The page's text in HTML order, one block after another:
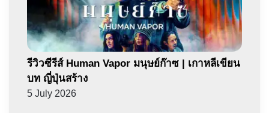
รีวิวซีรีส์ Human Vapor มนุษย์ก๊าซ | เกาหลีเขียน
บท ญี่ปุ่นสร้าง
5 July 2026